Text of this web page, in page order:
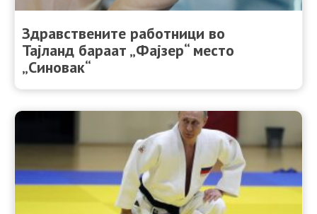
Здравствените работници во
Тајланд бараат „Фајзер“ место
„Синовак“